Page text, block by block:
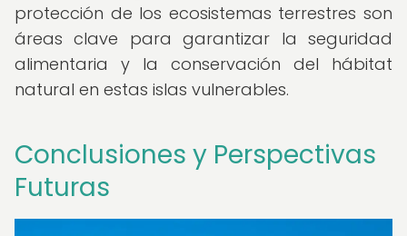
protección de los ecosistemas terrestres son
áreas clave para garantizar la seguridad
alimentaria y la conservación del hábitat
natural en estas islas vulnerables.
Conclusiones y Perspectivas
Futuras